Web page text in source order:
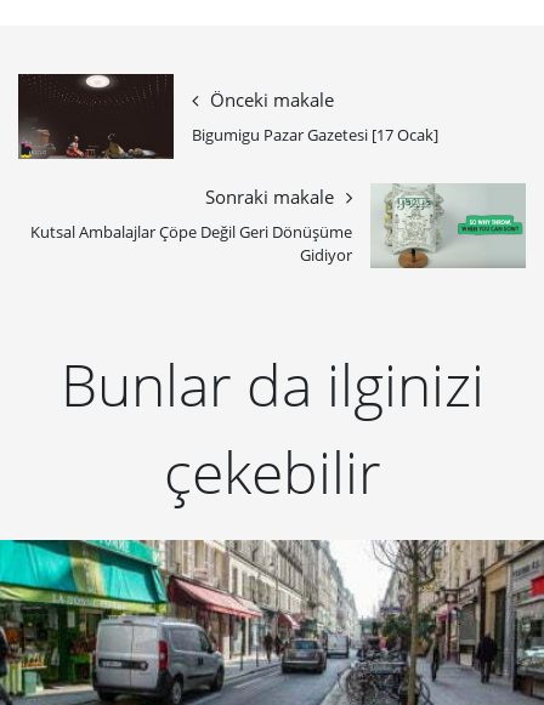
Önceki makale
Bigumigu Pazar Gazetesi [17 Ocak]
Sonraki makale
Kutsal Ambalajlar Çöpe Değil Geri Dönüşüme
Gidiyor
Bunlar da ilginizi
çekebilir